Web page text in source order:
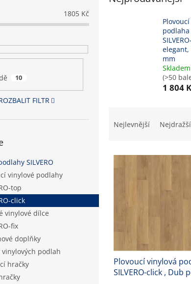
1805 Kč
10
FILTR
SILVERO
vinylové podlahy
top
click
vinylové dílce
fix
doplňky
vinylových podlah
hračky
podlaha
elegant,
mm
Skladem
(>50
1 804
n
ů
Nejlevnější Nejdražší
V
o
u
Plovoucí vinylová
SILVERO-click , Dub